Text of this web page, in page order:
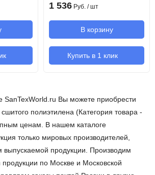
1 536 Руб. / шт
В корзину
Купить в 1 клик
SanTexWorld.ru Вы можете приобрести
полиэтилена (Категория товара -
ценам. В нашем каталоге
только мировых производителей,
выпускаемой продукции. Производим
продукции по Москве и Московской